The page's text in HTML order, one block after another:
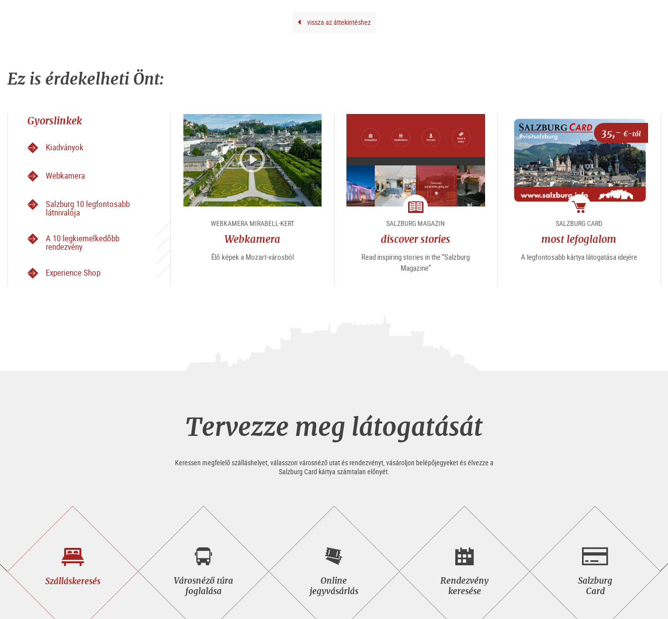
vissza az áttekintéshez
Ez is érdekelheti Önt:
Gyorslinkek
Kiadványok
Webkamera
Salzburg 10 legfontosabb
látnivalója
A 10 legkiemelkedőbb
rendezvény
Experience Shop
WEBKAMERA MIRABELL-KERT
Webkamera
Élő képek a Mozart-városból
magazine
SALZBURG MAGAZIN
discover stories
Read inspiring stories in the “Salzburg
Magazine”
35,- €-tól
Csomag
SALZBURG CARD
most lefoglalom
A legfontosabb kártya látogatása idejére
Tervezze meg látogatását
Keressen megfelelő szálláshelyet, válasszon városnéző utat és rendezvényt, vásároljon belépőjegyeket és élvezze a
Salzburg Card kártya számtalan előnyét.
Szálláskeresés
Szálláskeresés
Városnéző túra
foglalása
Városnéző
túra
foglalása
Online
jegyvásárlás
Online
jegyvásárlás
Rendezvény
keresése
Rendezvény
keresése
Salzburg
Card
Salzburg<br>Card